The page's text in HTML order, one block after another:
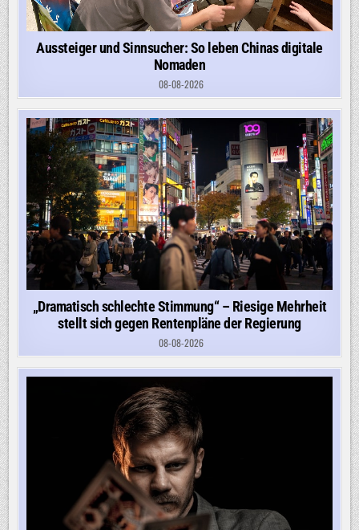
Aussteiger und Sinnsucher: So leben Chinas digitale
Nomaden
08-08-2026
„Dramatisch schlechte Stimmung“ – Riesige Mehrheit
stellt sich gegen Rentenpläne der Regierung
08-08-2026